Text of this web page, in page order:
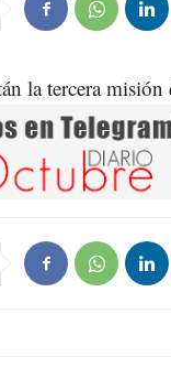
la tercera misión